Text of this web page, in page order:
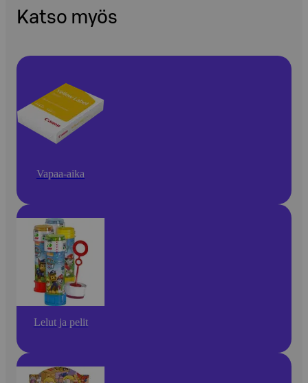
Katso myös
Vapaa-aika
Lelut ja pelit